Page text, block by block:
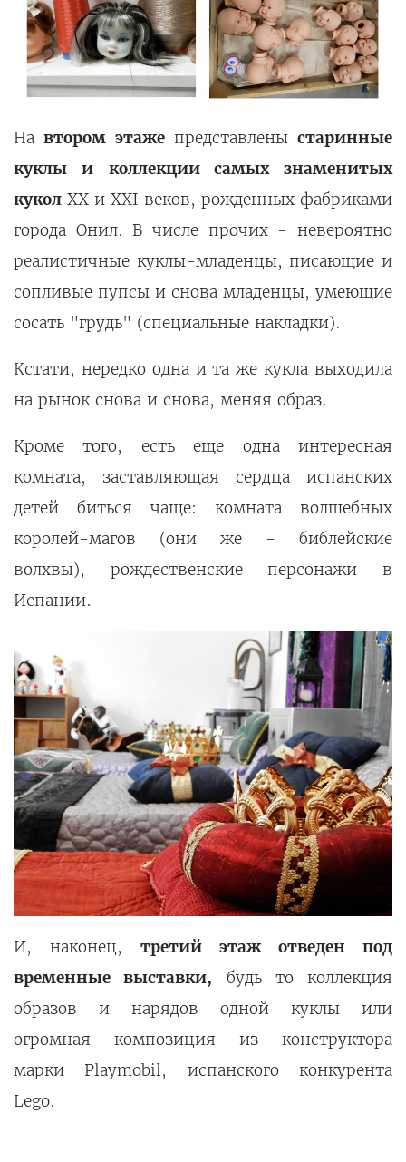
Навтором этажепредставлены старинные
куклы и
коллекции самых знаменитых
кукол XX и XXI веков, рожденных фабриками
города Онил. В числе прочих - невероятно
реалистичные куклы-младенцы, писающие и
сопливые пупсы и снова младенцы, умеющие
сосать "грудь" (специальные накладки).
Кстати, нередко одна и та же кукла выходила
на рынок снова и снова, меняя образ.
Кроме того, есть еще одна интересная
комната, заставляющая сердца испанских
детей биться чаще: комната волшебных
королей-магов (они же - библейские
волхвы), рождественские персонажи в
Испании.
И, наконец, третий этаж отведен под
временные выставки, будь то коллекция
образов и нарядов одной куклы или
огромная композиция из конструктора
марки Playmobil, испанского конкурента
Lego.